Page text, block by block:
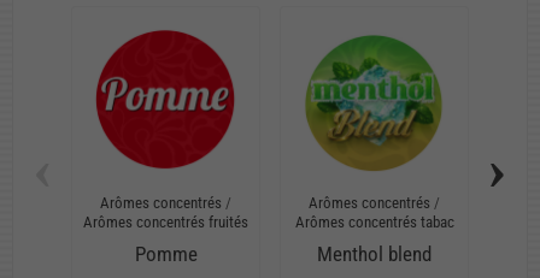
Arômes concentrés /
Arômes concentrés fruités
Pomme
Arômes concentrés /
Arômes concentrés tabac
Menthol blend
›